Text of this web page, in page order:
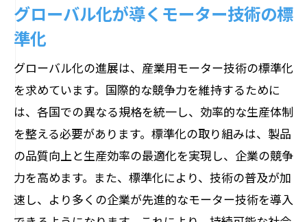
持続可能なインフラを支えるモーターの
グローバル化が導くモーター技術の標
準化
グローバル化の進展は、産業用モーター技術の標準化
を求めています。国際的な競争力を維持するために
は、各国での異なる規格を統一し、効率的な生産体制
を整える必要があります。標準化の取り組みは、製品
の品質向上と生産効率の最適化を実現し、企業の競争
力を高めます。また、標準化により、技術の普及が加
速し、より多くの企業が先進的なモーター技術を導入